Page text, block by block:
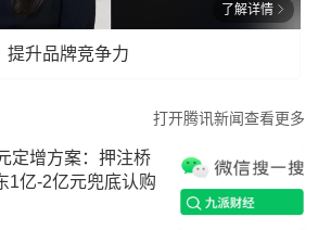
了解详情
提升品牌竞争力
打开腾讯新闻查看更多
定增方案：押注桥
1亿-2亿元兜底认购